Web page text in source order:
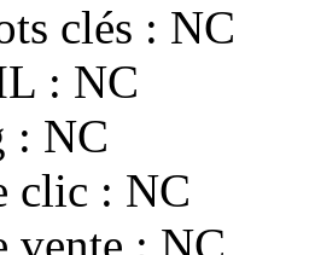
clés : NC
: NC
: NC
clic : NC